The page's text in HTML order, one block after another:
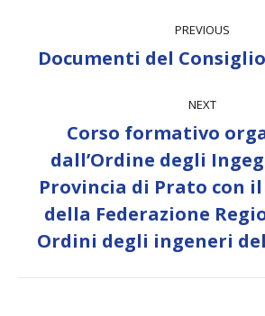
navigation
PREVIOUS
Previous
post:
Documenti del
NEXT
Next
Corso formativo
dall’Ordine degli
Provincia di Prato con
della Federazione
Ordini degli ingeneri